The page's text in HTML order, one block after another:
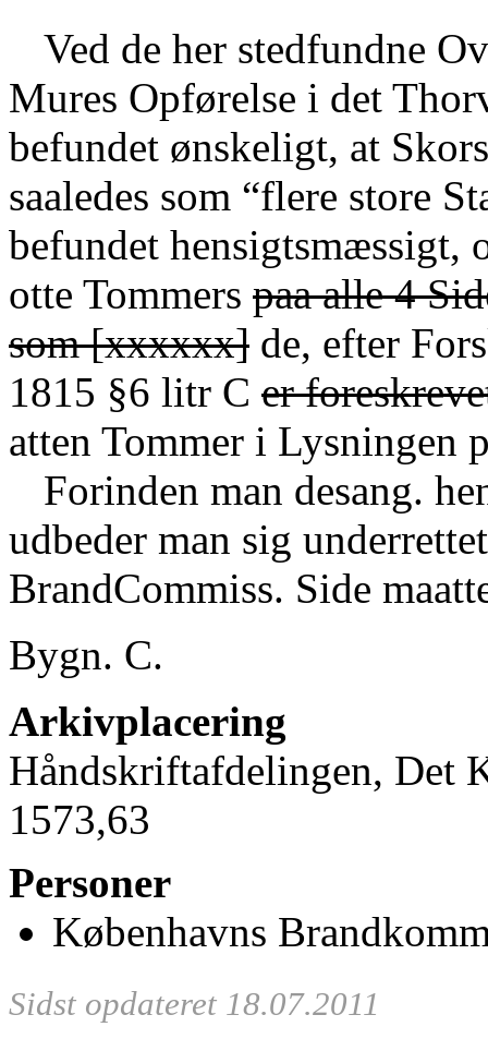
Ved de her stedfundne
Mures Opførelse i det
befundet ønskeligt, at
saaledes som “flere store
befundet hensigtsmæssigt,
otte Tommers paa alle 4
som [xxxxxx] de, efter
1815 §6 litr C er
atten Tommer i Lysningen
Forinden man desang.
udbeder man sig
BrandCommiss. Side
Bygn. C.
Arkivplacering
Håndskriftafdelingen, Det
1573,63
Personer
Københavns
Sidst opdateret 18.07.2011